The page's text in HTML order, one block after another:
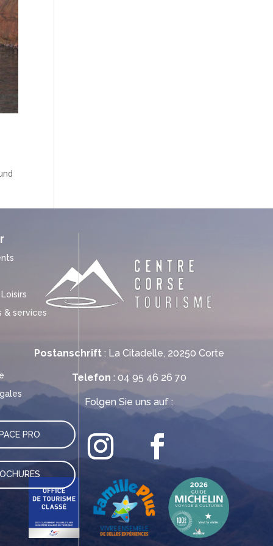
Postanschrift: La Citadelle, 20250 Corte
Telefon : 04 95 46 26 70
Folgen Sie uns auf :
& services
PRO